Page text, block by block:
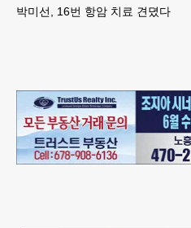
박미선, 16번 항암 치료 견뎠다